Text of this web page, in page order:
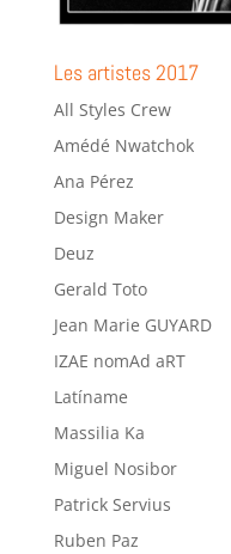
Les artistes 2017
All Styles Crew
Amédé Nwatchok
Ana Pérez
Design Maker
Deuz
Gerald Toto
Jean Marie GUYARD
IZAE nomAd aRT
Latíname
Massilia Ka
Miguel Nosibor
Patrick Servius
Ruben Paz